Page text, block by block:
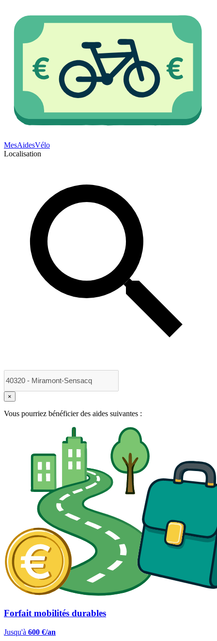
MesAidesVélo
Localisation
×
Vous pourriez bénéficier des aides suivantes :
Forfait mobilités durables
Jusqu'à 600 €/an